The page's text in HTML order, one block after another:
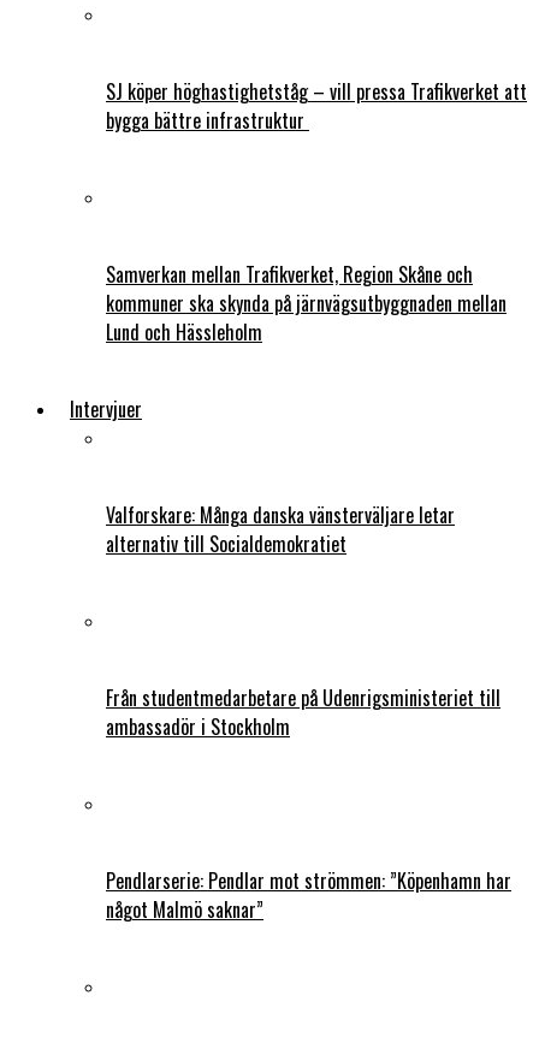
SJ köper höghastighetståg – vill pressa Trafikverket att
bygga bättre infrastruktur
Samverkan mellan Trafikverket, Region Skåne och
kommuner ska skynda på järnvägsutbyggnaden mellan
Lund och Hässleholm
Intervjuer
Valforskare: Många danska vänsterväljare letar
alternativ till Socialdemokratiet
Från studentmedarbetare på Udenrigsministeriet till
ambassadör i Stockholm
Pendlarserie: Pendlar mot strömmen: ”Köpenhamn har
något Malmö saknar”